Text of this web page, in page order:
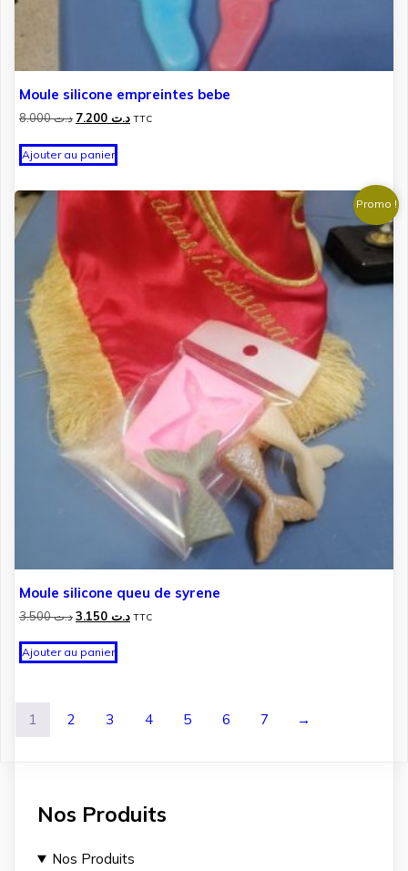
Moule silicone empreintes bebe
د.ت8.000
Le
initial
était :
د.تLe
TTC
Ajouter au panier
Promo !
Moule silicone queu de syrene
د.ت3.500
Le
initial
était :
د.تLe
TTC
Ajouter au panier
1 2 3 4 5 6 7 →
Nos Produits
Nos Produits